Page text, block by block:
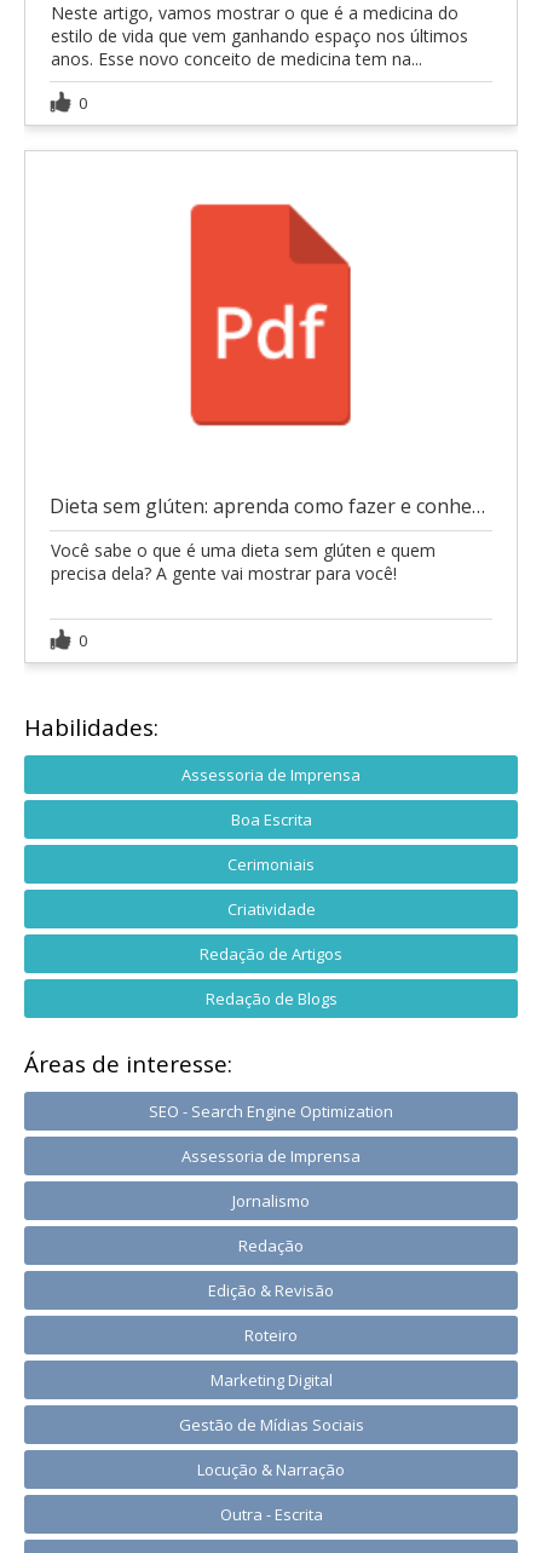
Neste artigo, vamos mostrar o que é a medicina do
estilo de vida que vem ganhando espaço nos últimos
anos. Esse novo conceito de medicina tem na...
0
Dieta sem glúten: aprenda como fazer e conheça os
Você sabe o que é uma dieta sem glúten e quem
precisa dela? A gente vai mostrar para você!
0
Habilidades:
Assessoria de Imprensa
Boa Escrita
Cerimoniais
Criatividade
Redação de Artigos
Redação de Blogs
Áreas de interesse:
SEO - Search Engine Optimization
Assessoria de Imprensa
Jornalismo
Redação
Edição & Revisão
Roteiro
Marketing Digital
Gestão de Mídias Sociais
Locução & Narração
Outra - Escrita